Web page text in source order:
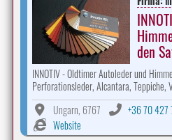
den
INNOTIV - Oldtimer Autoleder und
Perforationsleder, Alcantara, Teppiche,
Ungarn, 6767
+36 70 427
Website